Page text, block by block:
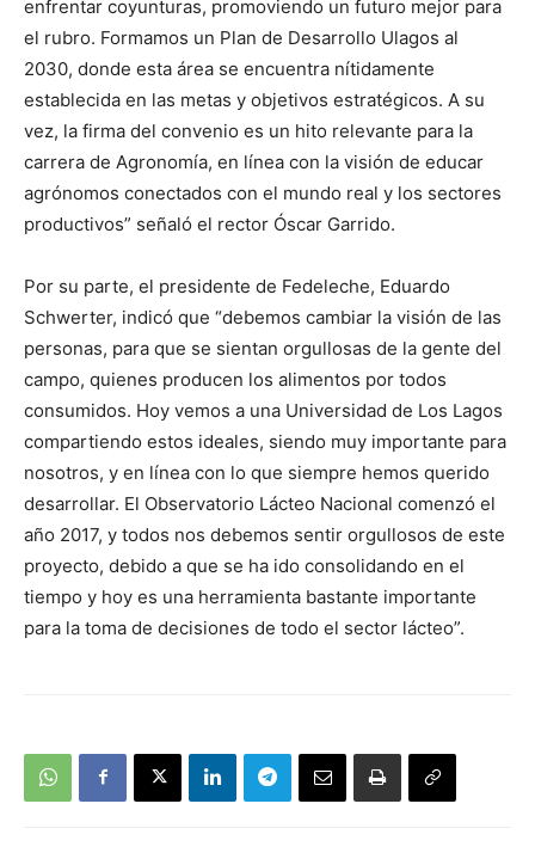
enfrentar coyunturas, promoviendo un futuro mejor para
el rubro. Formamos un Plan de Desarrollo Ulagos al
2030, donde esta área se encuentra nítidamente
establecida en las metas y objetivos estratégicos. A su
vez, la firma del convenio es un hito relevante para la
carrera de Agronomía, en línea con la visión de educar
agrónomos conectados con el mundo real y los sectores
productivos” señaló el rector Óscar Garrido.
Por su parte, el presidente de Fedeleche, Eduardo
Schwerter, indicó que “debemos cambiar la visión de las
personas, para que se sientan orgullosas de la gente del
campo, quienes producen los alimentos por todos
consumidos. Hoy vemos a una Universidad de Los Lagos
compartiendo estos ideales, siendo muy importante para
nosotros, y en línea con lo que siempre hemos querido
desarrollar. El Observatorio Lácteo Nacional comenzó el
año 2017, y todos nos debemos sentir orgullosos de este
proyecto, debido a que se ha ido consolidando en el
tiempo y hoy es una herramienta bastante importante
para la toma de decisiones de todo el sector lácteo”.